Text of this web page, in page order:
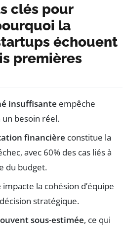
clés pour
la
échouent
premières
insuffisante empêche
un besoin réel.
financière constitue la
avec 60% des cas liés à
du budget.
impacte la cohésion d’équipe
stratégique.
sous-estimée, ce qui